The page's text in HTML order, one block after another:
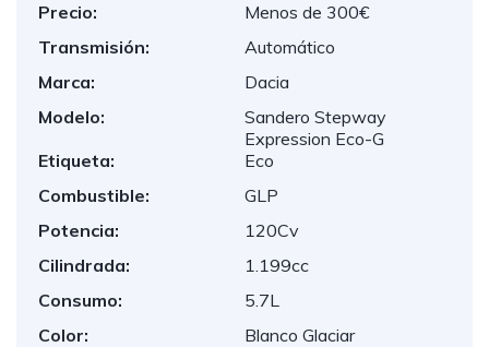
Precio:
Menos de 300€
Transmisión:
Automático
Marca:
Dacia
Modelo:
Sandero Stepway
Expression Eco-G
Etiqueta:
Eco
Combustible:
GLP
Potencia:
120Cv
Cilindrada:
1.199cc
Consumo:
5.7L
Color:
Blanco Glaciar